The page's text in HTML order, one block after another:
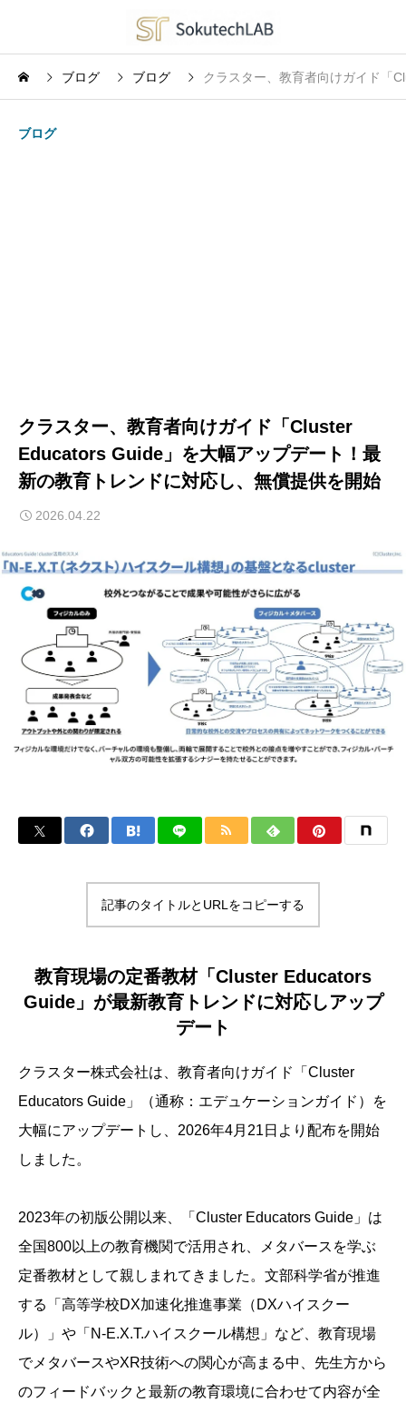
ブログ ブログ クラスター、教育者向けガイド「
ブログ
クラスター、教育者向けガイド「Cluster
Educators Guide」を大幅アップデート！最
新の教育トレンドに対応し、無償提供を開始
2026.04.22
記事のタイトルとURLをコピーする
教育現場の定番教材「Cluster Educators
Guide」が最新教育トレンドに対応しアップ
デート
クラスター株式会社は、教育者向けガイド「Cluster
Educators Guide」（通称：エデュケーションガイド）を
大幅にアップデートし、2026年4月21日より配布を開始
しました。
2023年の初版公開以来、「Cluster Educators Guide」は
全国800以上の教育機関で活用され、メタバースを学ぶ
定番教材として親しまれてきました。文部科学省が推進
する「高等学校DX加速化推進事業（DXハイスクー
ル）」や「N-E.X.T.ハイスクール構想」など、教育現場
でメタバースやXR技術への関心が高まる中、先生方から
のフィードバックと最新の教育環境に合わせて内容が全